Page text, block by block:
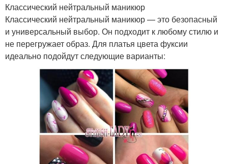
Классический нейтральный маникюр
Классический нейтральный маникюр — это безопасный
и универсальный выбор. Он подходит к любому стилю и
не перегружает образ. Для платья цвета фуксии
идеально подойдут следующие варианты: